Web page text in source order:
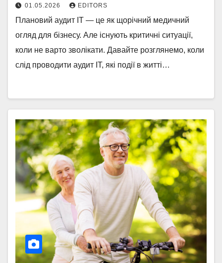
01.05.2026 EDITORS
Плановий аудит ІТ — це як щорічний медичний
огляд для бізнесу. Але існують критичні ситуації,
коли не варто зволікати. Давайте розглянемо, коли
слід проводити аудит ІТ, які події в житті…